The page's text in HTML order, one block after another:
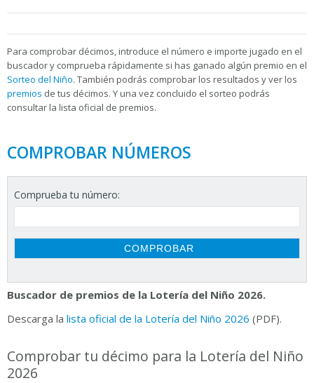
Para comprobar décimos, introduce el número e importe jugado en el
buscador y comprueba rápidamente si has ganado algún premio en el
Sorteo del Niño. También podrás comprobar los resultados y ver los
premios de tus décimos. Y una vez concluido el sorteo podrás
consultar la lista oficial de premios.
COMPROBAR NÚMEROS
Comprueba tu número:
Buscador de premios de la Lotería del Niño 2026.
Descarga la lista oficial de la Lotería del Niño 2026 (PDF).
Comprobar tu décimo para la Lotería del Niño
2026